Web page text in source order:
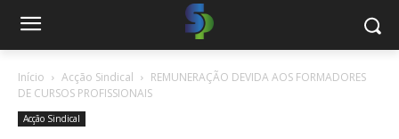
Início Acção Sindical
REMUNERAÇÃO DEVIDA AOS FORMADORES
DE CURSOS PROFISSIONAIS
Acção Sindical